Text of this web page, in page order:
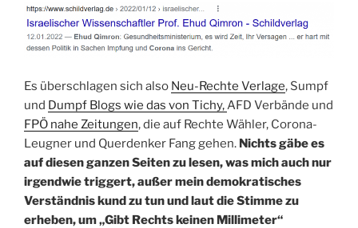
Es überschlagen sich also Neu-Rechte Verlage, Sumpf
und Dumpf Blogs wie das von Tichy,AFD Verbände und
FPÖ nahe Zeitungen, die auf Rechte Wähler, Corona-
Leugner und Querdenker Fang gehen. Nichts gäbe es
auf diesen ganzen Seiten zu lesen, was mich auch nur
irgendwie triggert, außer mein demokratisches
Verständnis kund zu tun und laut die Stimme zu
erheben, um „Gibt Rechts keinen Millimeter“